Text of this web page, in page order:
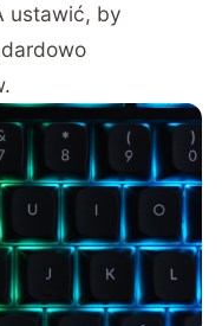
ustawić, by